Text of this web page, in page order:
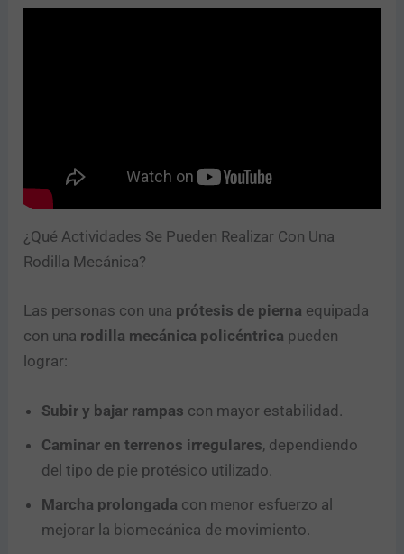
¿Qué Actividades Se Pueden Realizar Con Una
Rodilla Mecánica?
Las personas con una prótesis de pierna equipada
con una rodilla mecánica policéntrica pueden
lograr:
Subir y bajar rampas con mayor estabilidad.
Caminar en terrenos irregulares, dependiendo
del tipo de pie protésico utilizado.
Marcha prolongada con menor esfuerzo al
mejorar la biomecánica de movimiento.